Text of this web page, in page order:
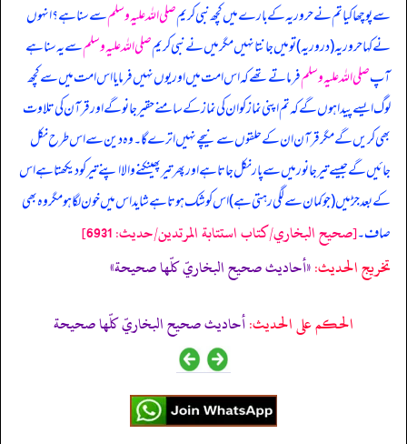
سے پوچھا کیا تم نے حروریہ کے بارے میں کچھ نبی کریمصلی اللہ علیہ وسلمسے سنا ہے؟ انہوں
نے کہا حروریہ (دروریہ) تو میں جانتا نہیں مگر میں نے نبی کریمصلی اللہ علیہ وسلمسے یہ سنا ہے
آپصلی اللہ علیہ وسلمفرماتے تھے کہ اس امت میں اور یوں نہیں فرمایا اس امت میں سے کچھ
لوگ ایسے پیدا ہوں گے کہ تم اپنی نماز کو ان کی نماز کے سامنے حقیر جانو گے اور قرآن کی تلاوت
بھی کریں گے مگر قرآن ان کے حلقوں سے نیچے نہیں اترے گا۔ وہ دین سے اس طرح نکل
جائیں گے جیسے تیر جانور میں سے پار نکل جاتا ہے اور پھر تیر پھینکنے والا اپنے تیر کو دیکھتا ہے اس
کے بعد جڑ میں (جو کمان سے لگی رہتی ہے) اس کو شک ہوتا ہے شاید اس میں خون لگا ہو مگر وہ بھی
صاف۔[صحيح البخاري/كتاب استتابة المرتدين/حدیث: 6931]
تخریج الحدیث:«أحاديث صحيح البخاريّ كلّها صحيحة»
الحكم على الحديث:أحاديث صحيح البخاريّ كلّها صحيحة